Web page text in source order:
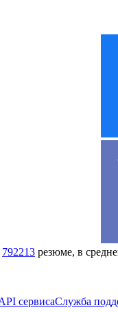
792213 резюме, в
сервисаСлужба